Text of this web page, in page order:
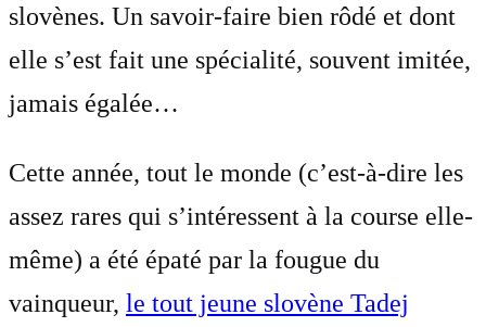
slovènes. Un savoir-faire bien rôdé et dont
elle s’est fait une spécialité, souvent imitée,
jamais égalée…
Cette année, tout le monde (c’est-à-dire les
assez rares qui s’intéressent à la course elle-
même) a été épaté par la fougue du
vainqueur, le tout jeune slovène Tadej